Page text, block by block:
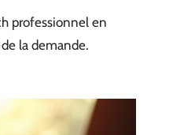
professionnel en
la demande.